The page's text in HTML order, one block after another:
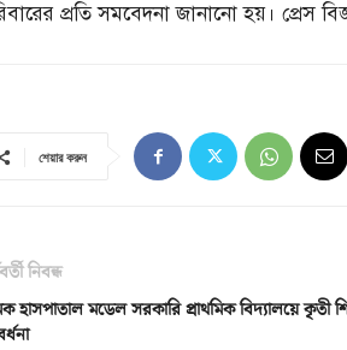
প্রতি সমবেদনা জানানো হয়। প্রেস
শেয়ার করুন
নিবন্ধ
হাসপাতাল মডেল সরকারি প্রাথমিক বিদ্যালয়ে কৃতী